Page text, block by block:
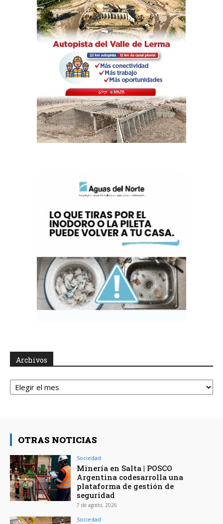
Archivos
Archivos
OTRAS NOTICIAS
Sociedad
Minería en Salta | POSCO
Argentina codesarrolla una
plataforma de gestión de
seguridad
7 de agosto, 2026
Sociedad